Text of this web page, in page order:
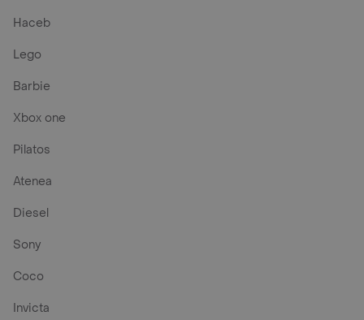
Haceb
Lego
Barbie
Xbox one
Pilatos
Atenea
Diesel
Sony
Coco
Invicta